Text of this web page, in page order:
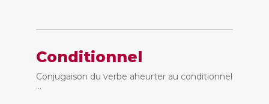
Conditionnel
Conjugaison du verbe aheurter au conditionnel
...